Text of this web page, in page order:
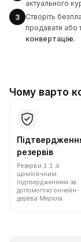
актуального
3
Створіть
продавати або
конвертацію.
Чому варто
резервів
Резерви 1:1 зі
щомісячним
підтвердженням за
допомогою ончейн-
дерева Меркла.